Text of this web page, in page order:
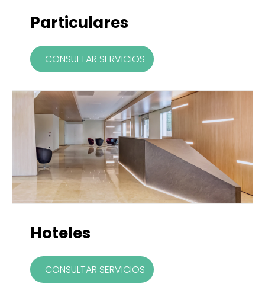
Particulares
CONSULTAR SERVICIOS
Hoteles
CONSULTAR SERVICIOS